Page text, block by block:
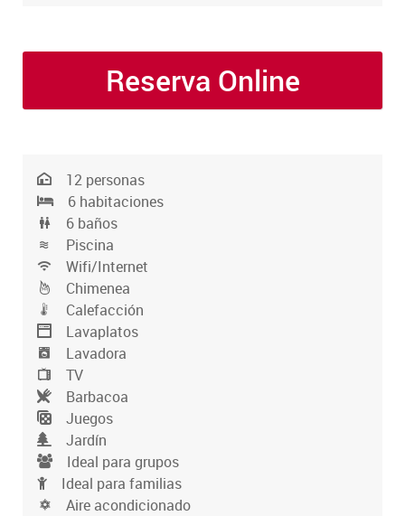
Reserva Online
12 personas
6 habitaciones
6 baños
Piscina
Wifi/Internet
Chimenea
Calefacción
Lavaplatos
Lavadora
TV
Barbacoa
Juegos
Jardín
Ideal para grupos
Ideal para familias
Aire acondicionado